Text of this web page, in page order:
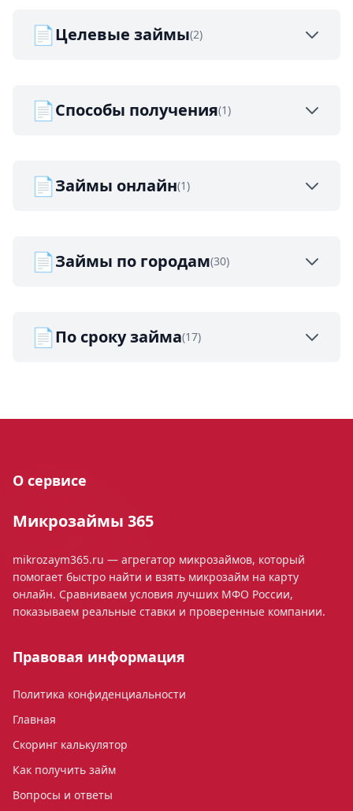
📄Целевые займы(2)
📄Способы получения(1)
📄Займы онлайн(1)
📄Займы по городам(30)
📄По сроку займа(17)
О сервисе
Микрозаймы 365
mikrozaym365.ru — агрегатор микрозаймов, который
помогает быстро найти и взять микрозайм на карту
онлайн. Сравниваем условия лучших МФО России,
показываем реальные ставки и проверенные компании.
Правовая информация
Политика конфиденциальности
Главная
Скоринг калькулятор
Как получить займ
Вопросы и ответы